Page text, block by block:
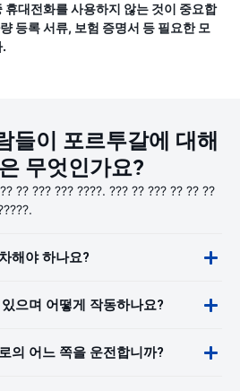
휴대전화를 사용하지 않는 것이 중요합
등록 서류, 보험 증명서 등 필요한 모
들이 포르투갈에 대해
무엇인가요?
?? ??? ??? ????. ??? ?? ??? ?? ?? ??
해야 하나요?
으며 어떻게 작동하나요?
의 어느 쪽을 운전합니까?